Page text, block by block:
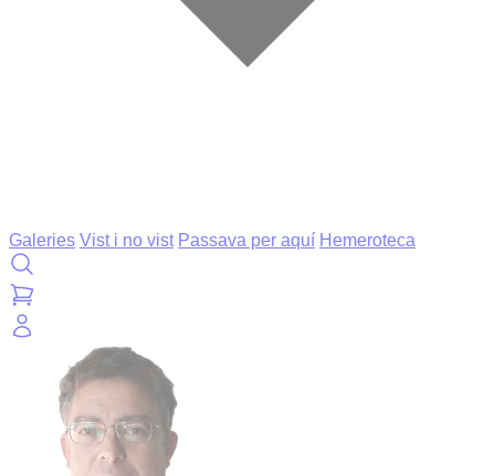
Galeries Vist i no vist Passava per aquí Hemeroteca